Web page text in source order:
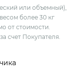
или объемный),
более 30 кг
от стоимости.
счет Покупателя.